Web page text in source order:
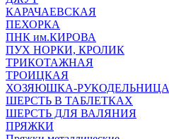
КАРАЧАЕВСКАЯ
ПЕХОРКА
ПНК им.КИРОВА
ПУХ НОРКИ, КРОЛИК
ТРИКОТАЖНАЯ
ТРОИЦКАЯ
ХОЗЯЮШКА-РУКОДЕЛЬНИЦА
ШЕРСТЬ В ТАБЛЕТКАХ
ШЕРСТЬ ДЛЯ ВАЛЯНИЯ
ПРЯЖКИ